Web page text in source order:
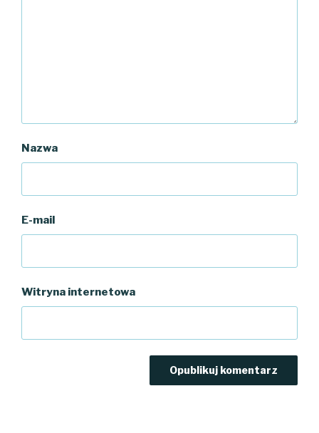
Nazwa
E-mail
Witryna internetowa